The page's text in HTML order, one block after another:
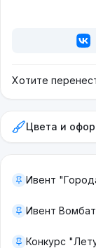
Хотите
Цвета и
Ивент
Ивент
Конкурс